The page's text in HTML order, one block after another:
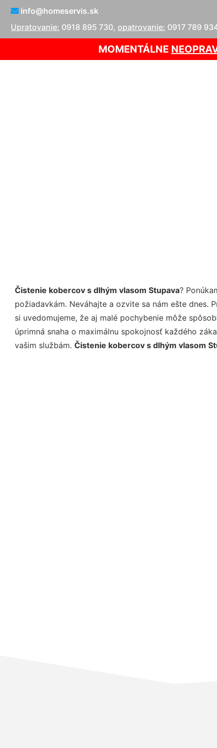
info@homeservis.sk
Upratovanie: 0918 895 730, opatrovanie: 0917 789
MOMENTÁLNE
Čistenie kobercov s dlhým vlasom Stupava?
požiadavkám. Neváhajte a ozvite sa nám ešte dnes.
si uvedomujeme, že aj malé pochybenie môže
úprimná snaha o maximálnu spokojnosť každého
vašim službám. Čistenie kobercov s dlhým vlasom